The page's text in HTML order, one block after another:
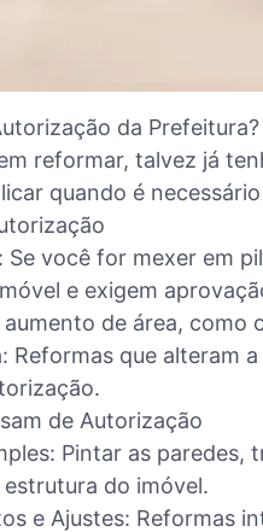
da Prefeitura?
reformar, talvez já
quando é
Se você for mexer em
e exigem
aumento de área,
Reformas que alteram
de Autorização
Pintar as
do imóvel.
e Ajustes: Reformas